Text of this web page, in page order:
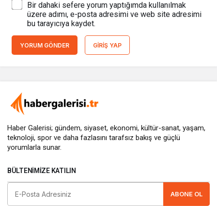
Bir dahaki sefere yorum yaptığımda kullanılmak
üzere adımı, e-posta adresimi ve web site adresimi
bu tarayıcıya kaydet.
YORUM GÖNDER GIRIŞ YAP
Haber Galerisi; gündem, siyaset, ekonomi, kültür-sanat, yaşam,
teknoloji, spor ve daha fazlasını tarafsız bakış ve güçlü
yorumlarla sunar.
BÜLTENIMIZE KATILIN
ABONE OL